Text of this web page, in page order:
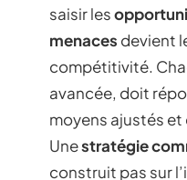
saisir les
menaces devient
compétitivité.
avancée, doit
moyens ajustés
Unestratégie
construit pas sur